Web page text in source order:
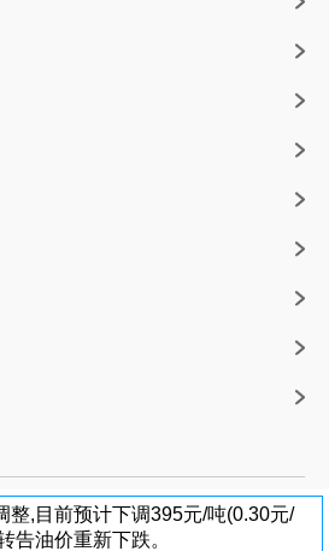
整,目前预计下调395元/吨(0.30元/
告油价重新下跌。